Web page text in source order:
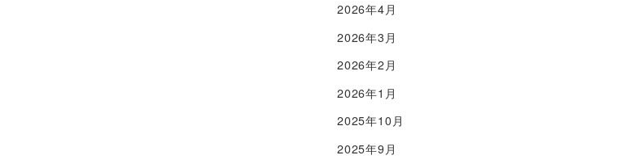
2026年4月
2026年3月
2026年2月
2026年1月
2025年10月
2025年9月